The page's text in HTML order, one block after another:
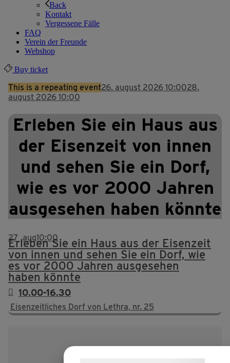
Back
Kontakt
Vergessene Fälle
FAQ
Verein der Freunde
Webshop
Buy ticket
This is a repeating event26. august 2026 10:0028.
august 2026 10:00
Erleben Sie ein Haus aus
der Eisenzeit von innen
und sehen Sie ein Dorf,
wie es vor 2000 Jahren
ausgesehen haben könnte
27 aug10:00
Erleben Sie ein Haus aus der Eisenzeit
von innen und sehen Sie ein Dorf, wie
es vor 2000 Jahren ausgesehen
haben könnte
10.00-16.30
Eisenzeitliches Dorf von Lethra, nr. 25